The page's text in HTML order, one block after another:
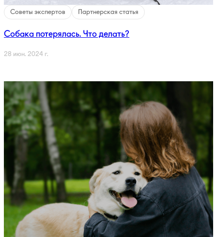
Советы экспертов Партнерская статья
Собака потерялась. Что делать?
28 июн. 2024 г.